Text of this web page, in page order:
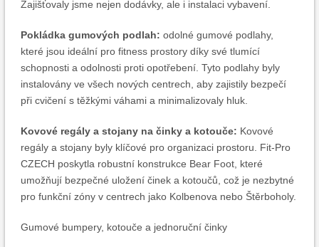
Zajišťovaly jsme nejen dodávky, ale i instalaci vybavení.
Pokládka gumových podlah: odolné gumové podlahy,
které jsou ideální pro fitness prostory díky své tlumící
schopnosti a odolnosti proti opotřebení. Tyto podlahy byly
instalovány ve všech nových centrech, aby zajistily bezpečí
při cvičení s těžkými váhami a minimalizovaly hluk.
Kovové regály a stojany na činky a kotouče: Kovové
regály a stojany byly klíčové pro organizaci prostoru. Fit-Pro
CZECH poskytla robustní konstrukce Bear Foot, které
umožňují bezpečné uložení činek a kotoučů, což je nezbytné
pro funkční zóny v centrech jako Kolbenova nebo Štěrboholy.
Gumové bumpery, kotouče a jednoruční činky